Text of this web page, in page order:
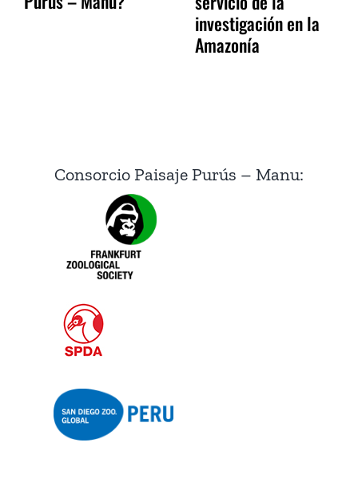
investigación en la
Amazonía
Consorcio Paisaje Purús – Manu: